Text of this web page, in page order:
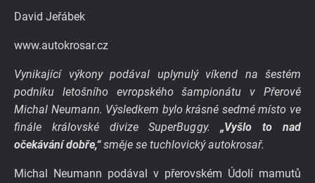
David Jeřábek
www.autokrosar.cz
Vynikající výkony podával uplynulý víkend na šestém
podniku letošního evropského šampionátu v Přerově
Michal Neumann. Výsledkem bylo krásné sedmé místo ve
finále královské divize SuperBuggy.„Vyšlo to nad
očekávání dobře,“směje se tuchlovický autokrosař.
Michal Neumann podával v přerovském Údolí mamutů